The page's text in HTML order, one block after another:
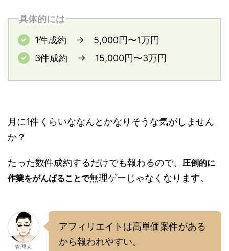
具体的には
1件成約 → 5,000円〜1万円
3件成約 → 15,000円〜3万円
月に1件くらいななんとかなりそうな気がしません
か？
たった数件成約するだけでも報わるので、 圧倒的に
作業をがんばることで無理ゲーじゃなくなります。
管理人
アフィリエイトは高単価案件がある
から報われやすい。